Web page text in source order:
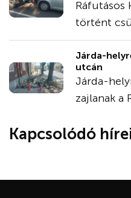
Ráfutásos
történt
Járda-
utcán
Járda-
zajlanak a
Kapcsolódó